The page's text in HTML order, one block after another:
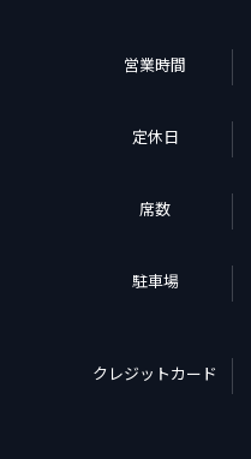
営業時間
定休日
席数
駐車場
クレジットカード